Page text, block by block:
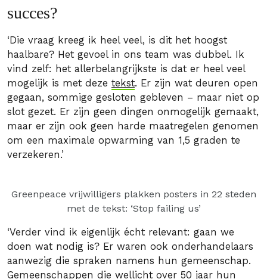
succes?
‘Die vraag kreeg ik heel veel, is dit het hoogst
haalbare? Het gevoel in ons team was dubbel. Ik
vind zelf: het allerbelangrijkste is dat er heel veel
mogelijk is met deze tekst. Er zijn wat deuren open
gegaan, sommige gesloten gebleven – maar niet op
slot gezet. Er zijn geen dingen onmogelijk gemaakt,
maar er zijn ook geen harde maatregelen genomen
om een maximale opwarming van 1,5 graden te
verzekeren.’
Greenpeace vrijwilligers plakken posters in 22 steden
met de tekst: ‘Stop failing us’
‘Verder vind ik eigenlijk écht relevant: gaan we
doen wat nodig is? Er waren ook onderhandelaars
aanwezig die spraken namens hun gemeenschap.
Gemeenschappen die wellicht over 50 jaar hun